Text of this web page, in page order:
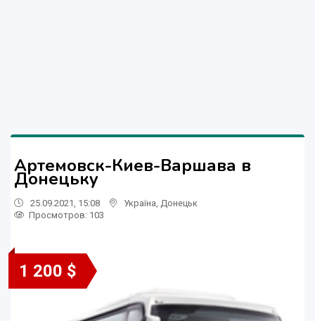
Артемовск-Киев-Варшава в
Донецьку
25.09.2021, 15:08 Україна Донецьк
Просмотров: 103
1 200 $